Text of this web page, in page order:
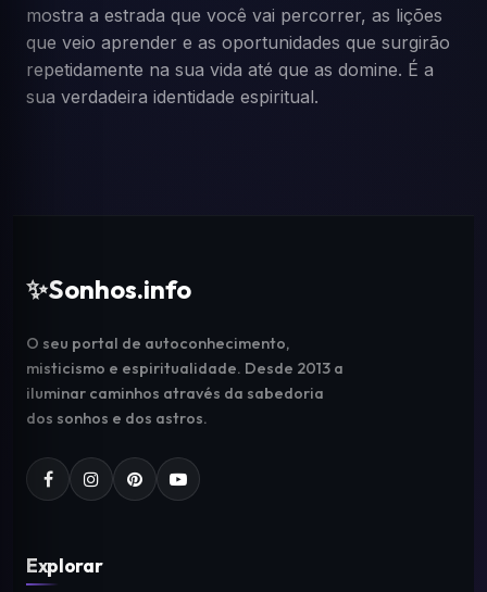
mostra a estrada que você vai percorrer, as lições
que veio aprender e as oportunidades que surgirão
repetidamente na sua vida até que as domine. É a
sua verdadeira identidade espiritual.
✨Sonhos.info
O seu portal de autoconhecimento,
misticismo e espiritualidade. Desde 2013 a
iluminar caminhos através da sabedoria
dos sonhos e dos astros.
Explorar